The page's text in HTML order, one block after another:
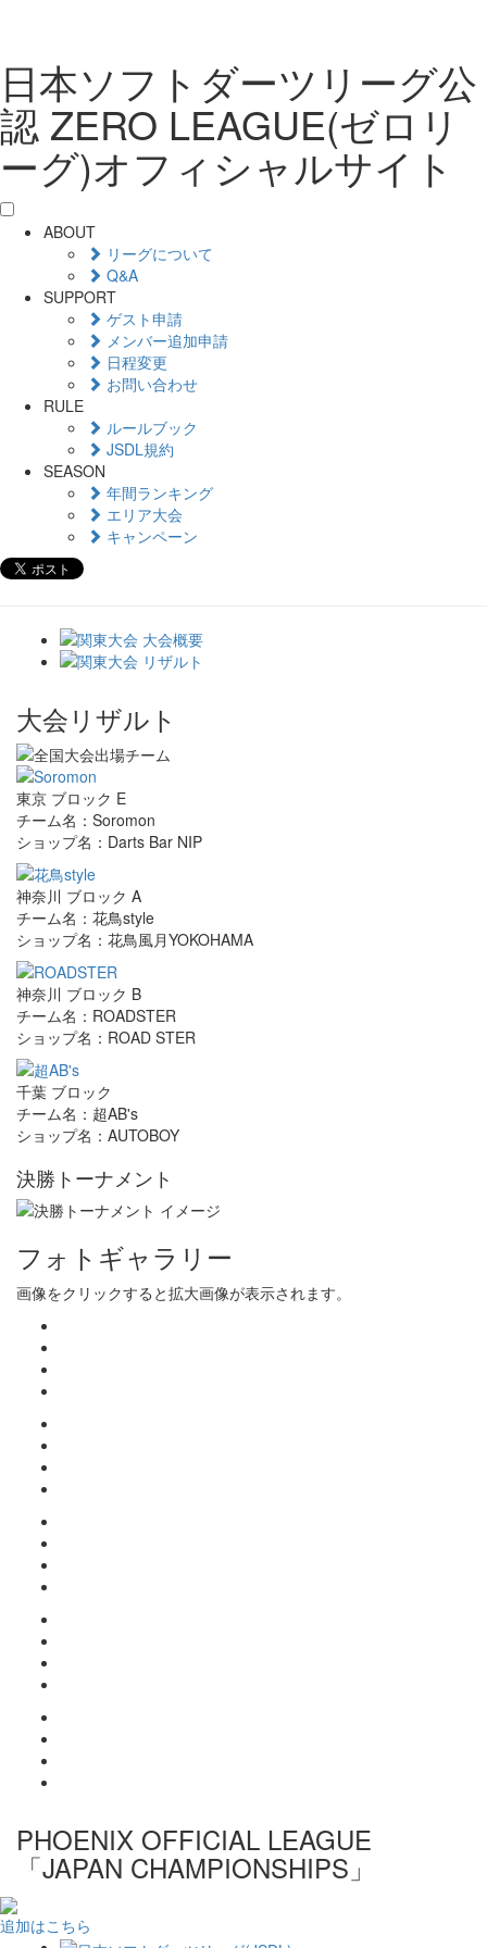
日本ソフトダーツリーグ公
認 ZERO LEAGUE(ゼロリ
ーグ)オフィシャルサイト
ABOUT
リーグについて
Q&A
SUPPORT
ゲスト申請
メンバー追加申請
日程変更
お問い合わせ
RULE
ルールブック
JSDL規約
SEASON
年間ランキング
エリア大会
キャンペーン
大会リザルト
東京 ブロック E
チーム名：Soromon
ショップ名：Darts Bar NIP
神奈川 ブロック A
チーム名：花鳥style
ショップ名：花鳥風月YOKOHAMA
神奈川 ブロック B
チーム名：ROADSTER
ショップ名：ROAD STER
千葉 ブロック
チーム名：超AB's
ショップ名：AUTOBOY
決勝トーナメント
フォトギャラリー
画像をクリックすると拡大画像が表示されます。
PHOENIX OFFICIAL LEAGUE
「JAPAN CHAMPIONSHIPS」
追加はこちら